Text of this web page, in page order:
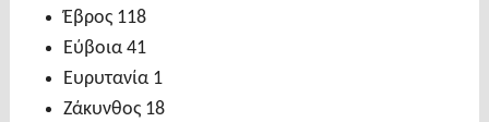
Έβρος 118
Εύβοια 41
Ευρυτανία 1
Ζάκυνθος 18